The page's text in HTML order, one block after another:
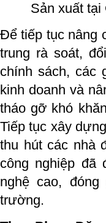
Sản xuất tại
Để tiếp tục nâng
trung rà soát,
chính sách, các
kinh doanh và
tháo gỡ khó
Tiếp tục xây
thu hút các nhà
công nghiệp đã
nghệ cao,
trường.